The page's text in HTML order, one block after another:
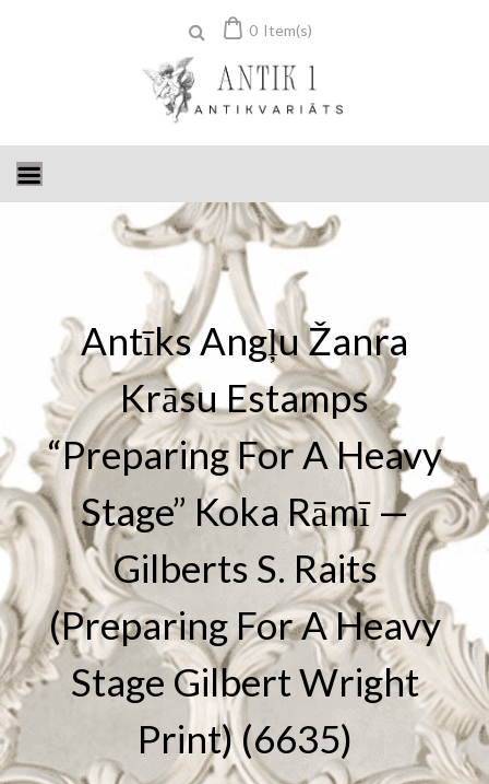
0 Item(s)
Antīks Angļu Žanra
Krāsu Estamps
“Preparing For A Heavy
Stage” Koka Rāmī —
Gilberts S. Raits
(preparing For A Heavy
Stage Gilbert Wright
Print) (6635)